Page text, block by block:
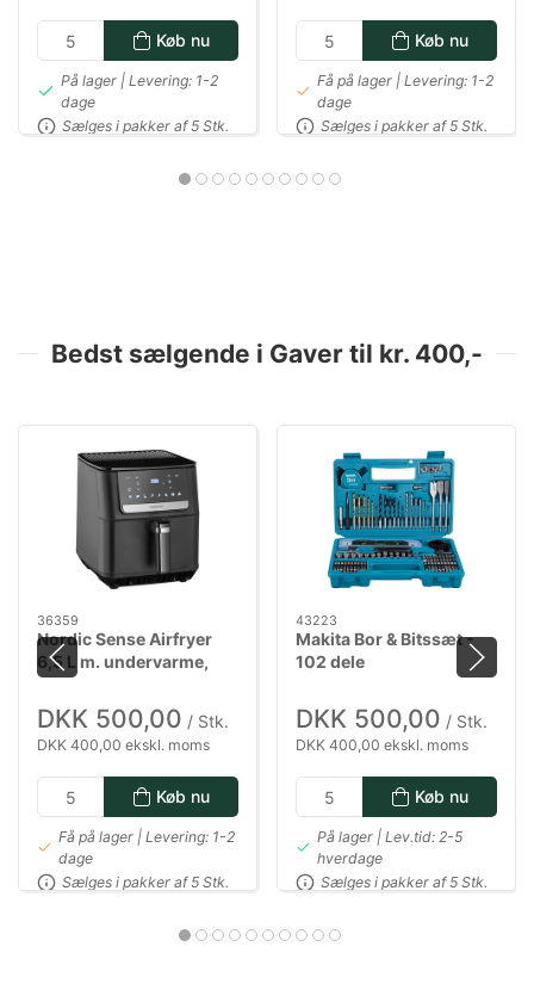
Køb nu
På lager | Levering: 1-2
dage
Sælges i pakker af 5 Stk.
Køb nu
Få på lager | Levering: 1-2
dage
Sælges i pakker af 5 Stk.
Bedst sælgende i Gaver til kr. 400,-
36359
Nordic Sense Airfryer
6,5 L m. undervarme,
1800 watt i sort
DKK 500,00 / Stk.
DKK 400,00 ekskl. moms
Køb nu
Få på lager | Levering: 1-2
dage
Sælges i pakker af 5 Stk.
43223
Makita Bor & Bitssæt -
102 dele
DKK 500,00 / Stk.
DKK 400,00 ekskl. moms
Køb nu
På lager | Lev.tid: 2-5
hverdage
Sælges i pakker af 5 Stk.